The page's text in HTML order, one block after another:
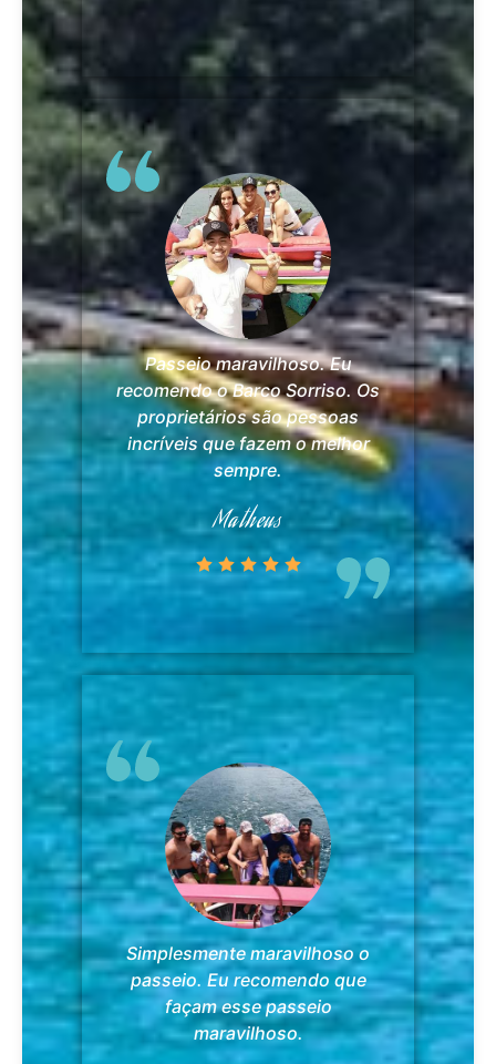
Passeio maravilhoso. Eu
recomendo o Barco Sorriso. Os
proprietários são pessoas
incríveis que fazem o melhor
sempre.
Matheus
Simplesmente maravilhoso o
passeio. Eu recomendo que
façam esse passeio
maravilhoso.